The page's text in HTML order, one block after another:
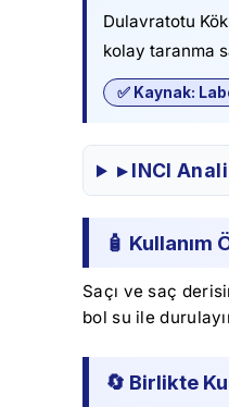
Dulavratotu
kolay taranma
✅ Kaynak:
▸ INCI
🧴 Kullanım
Saçı ve saç
bol su ile
🔄 Birlikte